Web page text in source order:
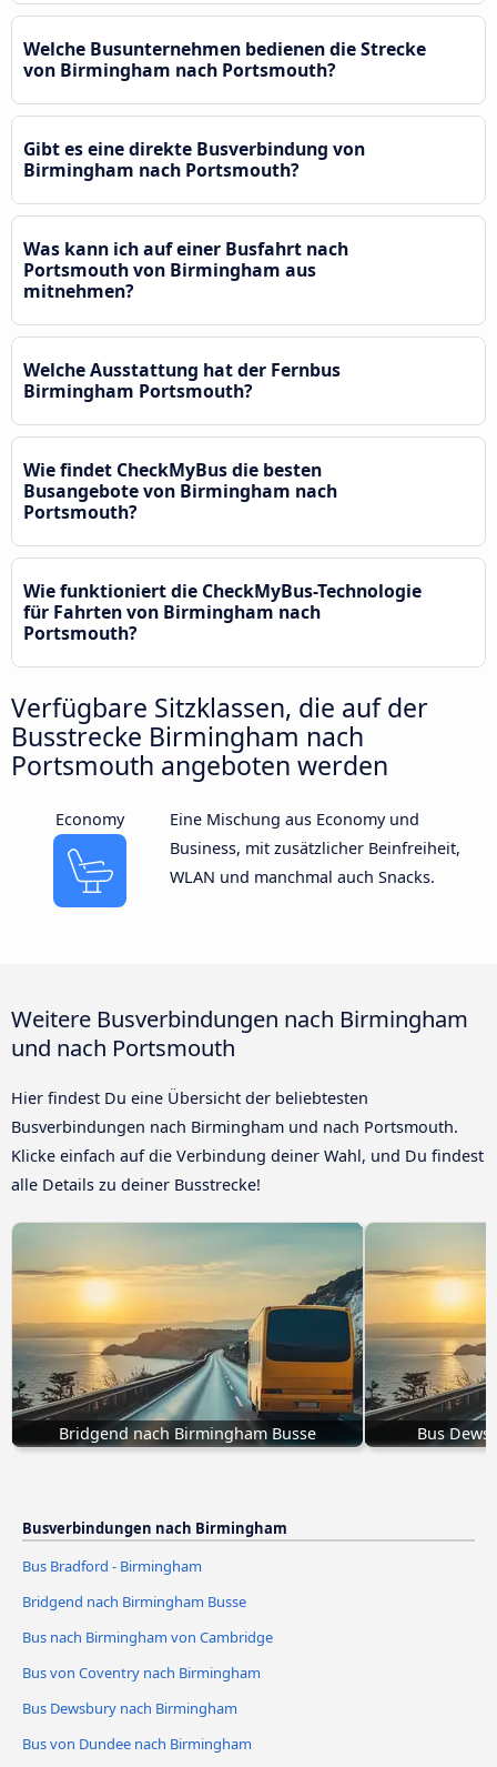
Welche Busunternehmen bedienen die Strecke
von Birmingham nach Portsmouth?
Gibt es eine direkte Busverbindung von
Birmingham nach Portsmouth?
Was kann ich auf einer Busfahrt nach
Portsmouth von Birmingham aus
mitnehmen?
Welche Ausstattung hat der Fernbus
Birmingham Portsmouth?
Wie findet CheckMyBus die besten
Busangebote von Birmingham nach
Portsmouth?
Wie funktioniert die CheckMyBus-Technologie
für Fahrten von Birmingham nach
Portsmouth?
Verfügbare Sitzklassen, die auf der
Busstrecke Birmingham nach
Portsmouth angeboten werden
Economy
Eine Mischung aus Economy und
Business, mit zusätzlicher Beinfreiheit,
WLAN und manchmal auch Snacks.
Weitere Busverbindungen nach Birmingham
und nach Portsmouth
Hier findest Du eine Übersicht der beliebtesten
Busverbindungen nach Birmingham und nach Portsmouth.
Klicke einfach auf die Verbindung deiner Wahl, und Du findest
alle Details zu deiner Busstrecke!
Bridgend nach Birmingham Busse Bus
Busverbindungen nach Birmingham
Bus Bradford - Birmingham
Bridgend nach Birmingham Busse
Bus nach Birmingham von Cambridge
Bus von Coventry nach Birmingham
Bus Dewsbury nach Birmingham
Bus von Dundee nach Birmingham